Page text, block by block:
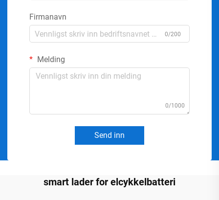
Firmanavn
0/200
Melding
0/1000
Send inn
smart lader for elcykkelbatteri